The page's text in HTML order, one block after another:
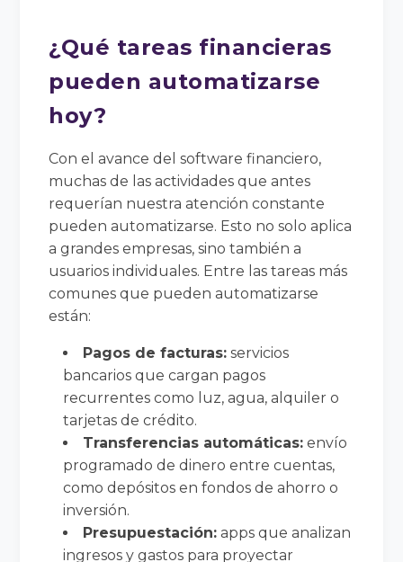
¿Qué tareas financieras
pueden automatizarse
hoy?
Con el avance del software financiero,
muchas de las actividades que antes
requerían nuestra atención constante
pueden automatizarse. Esto no solo aplica
a grandes empresas, sino también a
usuarios individuales. Entre las tareas más
comunes que pueden automatizarse
están:
Pagos de facturas: servicios
bancarios que cargan pagos
recurrentes como luz, agua, alquiler o
tarjetas de crédito.
Transferencias automáticas: envío
programado de dinero entre cuentas,
como depósitos en fondos de ahorro o
inversión.
Presupuestación: apps que analizan
ingresos y gastos para proyectar